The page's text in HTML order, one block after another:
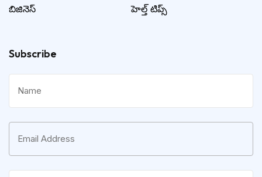
బిజినెస్ హెల్త్ టిప్స్
Subscribe